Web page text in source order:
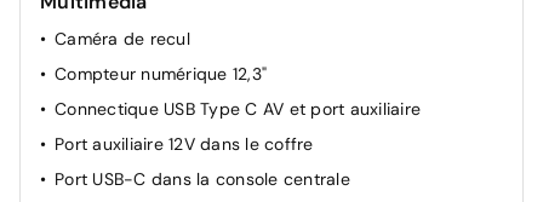
Console centrale noir laqué
Contour de vitres chromé
Direction assistée
Eclairage d'ambiance intérieur
Ecran couleur tactile 10,5" haute définition
Essuie-glaces AV avec détecteur de pluie
Caméra de recul
Compteur numérique 12,3"
Connectique USB Type C AV et port auxiliaire
Port auxiliaire 12V dans le coffre
Port USB-C dans la console centrale